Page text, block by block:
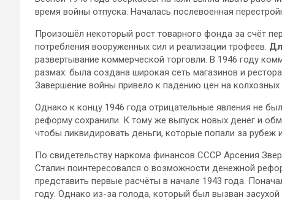
время войны отпуска. Началась послевоенная
Произошёл некоторый рост товарного фонда за счёт
потребления вооруженных сил и реализации трофеев.
развертывание коммерческой торговли. В 1946 году
размах: была создана широкая сеть магазинов и
Завершение войны привело к падению цен на колхозных
Однако к концу 1946 года отрицательные явления не
реформу сохранили. К тому же выпуск новых денег и
чтобы ликвидировать деньги, которые попали за рубеж
По свидетельству наркома финансов СССР Арсения
Сталин поинтересовался о возможности денежной
представить первые расчёты в начале 1943 года.
году. Однако из-за голода, который был вызван